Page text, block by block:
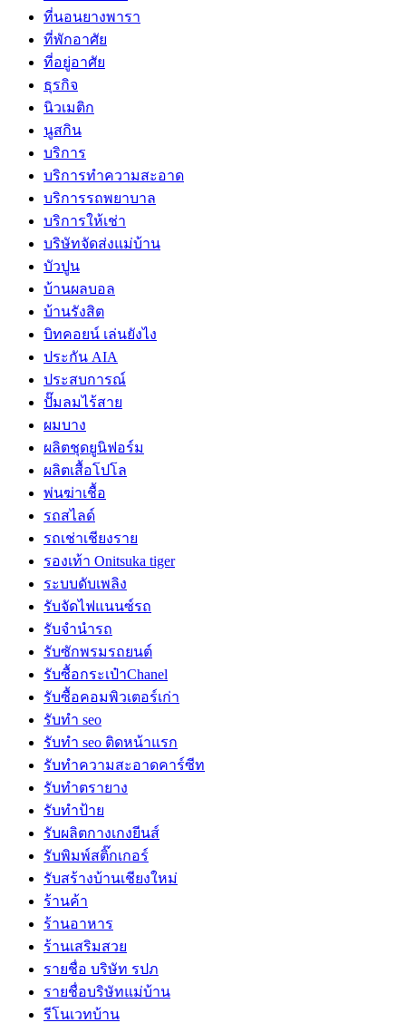
ที่นอนยางพารา
ที่พักอาศัย
ที่อยู่อาศัย
ธุรกิจ
นิวเมติก
นูสกิน
บริการ
บริการทำความสะอาด
บริการรถพยาบาล
บริการให้เช่า
บริษัทจัดส่งแม่บ้าน
บัวปูน
บ้านผลบอล
บ้านรังสิต
บิทคอยน์ เล่นยังไง
ประกัน AIA
ประสบการณ์
ปั๊มลมไร้สาย
ผมบาง
ผลิตชุดยูนิฟอร์ม
ผลิตเสื้อโปโล
พ่นฆ่าเชื้อ
รถสไลด์
รถเช่าเชียงราย
รองเท้า Onitsuka tiger
ระบบดับเพลิง
รับจัดไฟแนนซ์รถ
รับจำนำรถ
รับซักพรมรถยนต์
รับซื้อกระเป๋าChanel
รับซื้อคอมพิวเตอร์เก่า
รับทำ seo
รับทำ seo ติดหน้าแรก
รับทำความสะอาดคาร์ซีท
รับทำตรายาง
รับทำป้าย
รับผลิตกางเกงยีนส์
รับพิมพ์สติ๊กเกอร์
รับสร้างบ้านเชียงใหม่
ร้านค้า
ร้านอาหาร
ร้านเสริมสวย
รายชื่อ บริษัท รปภ
รายชื่อบริษัทแม่บ้าน
รีโนเวทบ้าน